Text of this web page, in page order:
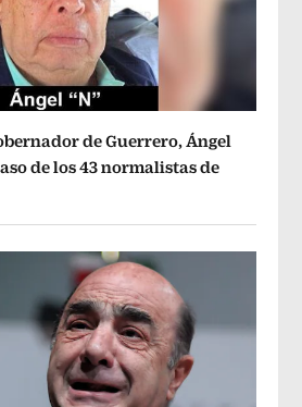
de Guerrero, Ángel
de los 43 normalistas de